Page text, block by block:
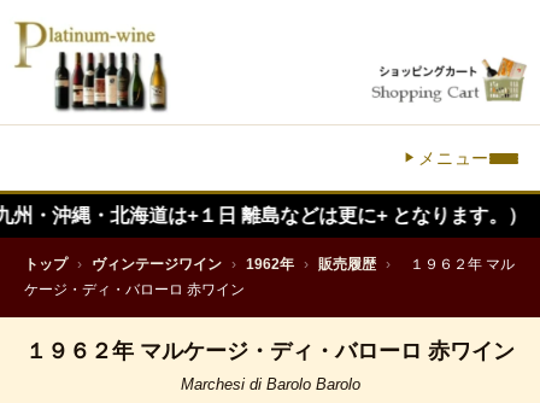
メニュー
海道は+１日 離島などは更に+ となります。）
トップ › ヴィンテージワイン › 1962年 › 販売履歴 ›
１９６２年 マル
ケージ・ディ・バローロ 赤ワイン
１９６２年 マルケージ・ディ・バローロ 赤ワイン
Marchesi di Barolo Barolo